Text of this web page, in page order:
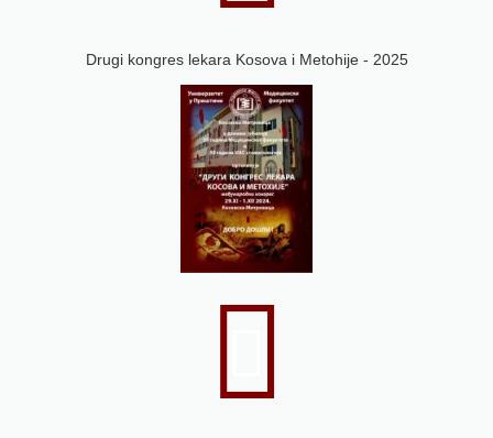
Drugi kongres lekara Kosova i Metohije - 2025